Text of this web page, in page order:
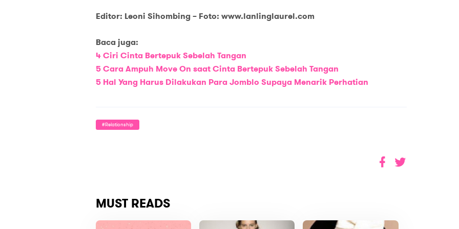
Editor: Leoni Sihombing – Foto: www.lanlinglaurel.com
Baca juga:
4 Ciri Cinta Bertepuk Sebelah Tangan
5 Cara Ampuh Move On saat Cinta Bertepuk Sebelah Tangan
5 Hal Yang Harus Dilakukan Para Jomblo Supaya Menarik Perhatian
#relationship
MUST READS